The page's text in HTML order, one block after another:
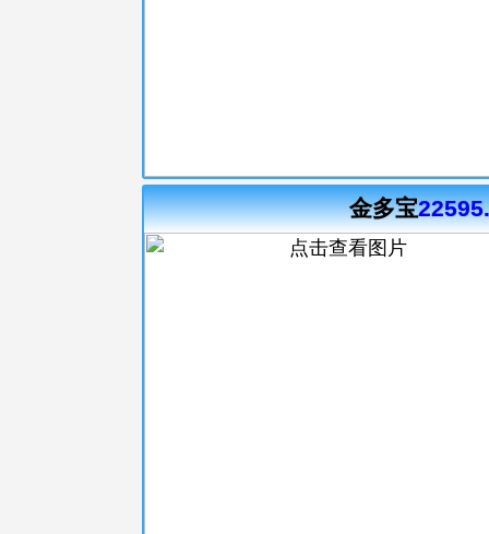
金多宝